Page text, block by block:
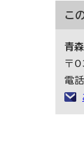
こ
青
〒
電